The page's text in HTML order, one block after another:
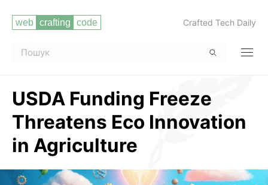
Crafted Tech Daily
USDA Funding Freeze
Threatens Eco Innovation
in Agriculture
Читати повністю